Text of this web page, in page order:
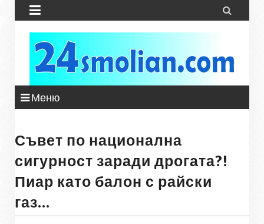
 
Меню
Съвет по национална
сигурност заради дрогата?!
Пиар като балон с райски
газ…